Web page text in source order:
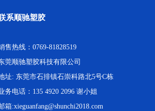
系顺驰塑胶
售热线：0769-81828519
莞顺驰塑胶科技有限公司
址: 东莞市石排镇石崇科路北5号C栋
务电话：135 4920 2096 谢小姐
箱:xieguanfang@shunchi2018.com